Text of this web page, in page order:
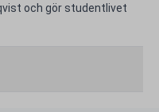
och gör studentlivet